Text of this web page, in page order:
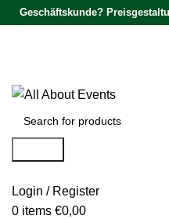
Geschäftskunde?
Login / Register
0 items €0,00